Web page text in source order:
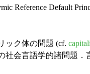
Default
ック体の問題 (cf.
社会言語学的諸問題．